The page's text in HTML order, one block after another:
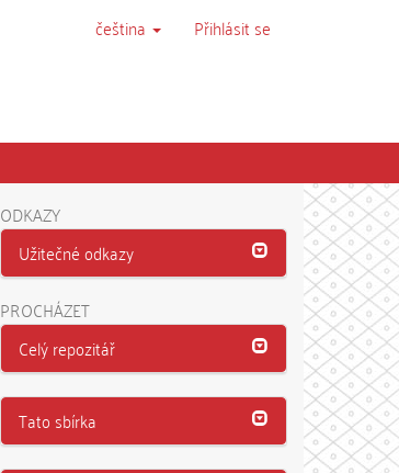
čeština Přihlásit se
ODKAZY
Užitečné odkazy
PROCHÁZET
Celý repozitář
Tato sbírka